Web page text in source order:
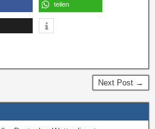
teilen
Next Post →